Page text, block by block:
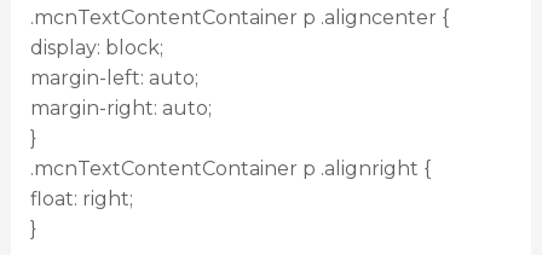
.mcnTextContentContainer p .aligncenter {
display: block;
margin-left: auto;
margin-right: auto;
}
.mcnTextContentContainer p .alignright {
float: right;
}